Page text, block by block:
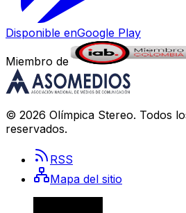
Disponible enGoogle Play
Miembro de
© 2026 Olímpica Stereo. Todos
reservados.
RSS
Mapa del sitio